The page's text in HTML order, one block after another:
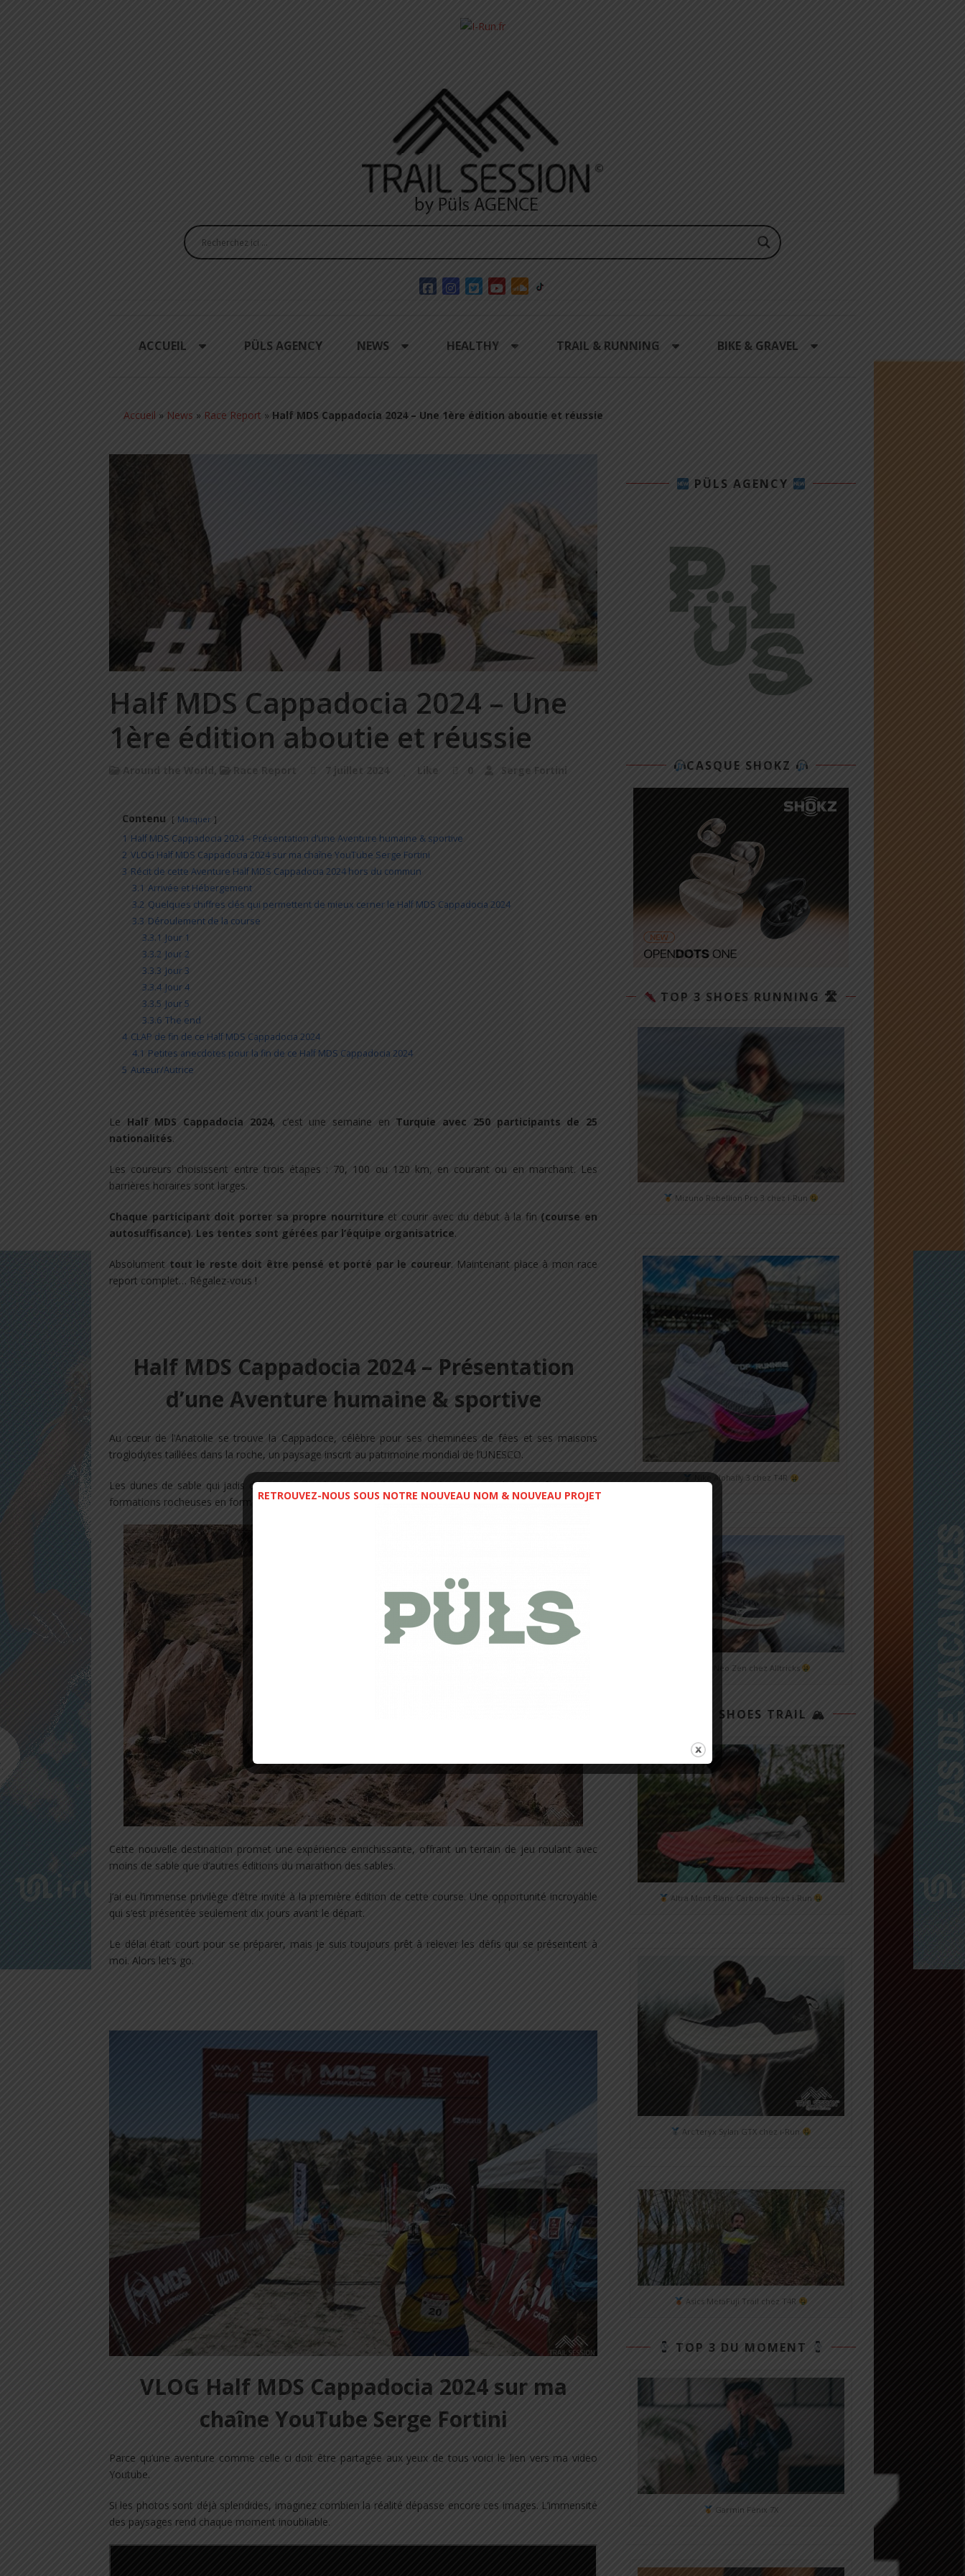
ACCUEIL PÜLS AGENCY NEWS HEALTHY TRAIL & RUNNING BIKE & GRAVEL
Accueil » News » Race Report » Half MDS Cappadocia 2024 – Une 1ère édition aboutie et réussie
Half MDS Cappadocia 2024 – Une
1ère édition aboutie et réussie
Around the World, Race Report 7 juillet 2024 Like 0 Serge Fortini
Contenu Masquer
1 Half MDS Cappadocia 2024 – Présentation d’une Aventure humaine & sportive
2 VLOG Half MDS Cappadocia 2024 sur ma chaîne YouTube Serge Fortini
3 Récit de cette Aventure Half MDS Cappadocia 2024 hors du commun
3.1 Arrivée et Hébergement
3.2 Quelques chiffres clés qui permettent de mieux cerner le Half MDS Cappadocia 2024
3.3 Déroulement de la course
3.3.1 Jour 1
3.3.2 Jour 2
3.3.3 Jour 3
3.3.4 Jour 4
3.3.5 Jour 5
3.3.6 The end
4 CLAP de fin de ce Half MDS Cappadocia 2024
4.1 Petites anecdotes pour la fin de ce Half MDS Cappadocia 2024
5 Auteur/Autrice
Le Half MDS Cappadocia 2024, c’est une semaine en Turquie avec 250 participants de 25
nationalités.
Les coureurs choisissent entre trois étapes : 70, 100 ou 120 km, en courant ou en marchant. Les
barrières horaires sont larges.
Chaque participant doit porter sa propre nourriture et courir avec du début à la fin (course en
autosuffisance). Les tentes sont gérées par l’équipe organisatrice.
Absolument tout le reste doit être pensé et porté par le coureur. Maintenant place à mon race
report complet… Régalez-vous !
Half MDS Cappadocia 2024 – Présentation
d’une Aventure humaine & sportive
Au cœur de l’Anatolie se trouve la Cappadoce, célèbre pour ses cheminées de fées et ses maisons
troglodytes taillées dans la roche, un paysage inscrit au patrimoine mondial de l’UNESCO.
Les dunes de sable qui jadis dominaient la région ont été transformées par les siècles en fascinantes
formations rocheuses en forme de cônes.
Cette nouvelle destination promet une expérience enrichissante, offrant un terrain de jeu roulant avec
moins de sable que d’autres éditions du marathon des sables.
J’ai eu l’immense privilège d’être invité à la première édition de cette course. Une opportunité incroyable
qui s’est présentée seulement dix jours avant le départ.
Le délai était court pour se préparer, mais je suis toujours prêt à relever les défis qui se présentent à
moi. Alors let’s go.
VLOG Half MDS Cappadocia 2024 sur ma
chaîne YouTube Serge Fortini
Parce qu’une aventure comme celle ci doit être partagée aux yeux de tous voici le lien vers ma video
Youtube.
Si les photos sont déjà splendides, imaginez combien la réalité dépasse encore ces images. L’immensité
des paysages rend chaque moment inoubliable.
PÜLS AGENCY
CASQUE SHOKZ
TOP 3 SHOES RUNNING 🛣
Mizuno Rebellion Pro 3 chez i-Run
Nike Alphafly 3 chez T4R
Mizuno Neo Zen chez Alltricks
TOP 3 SHOES TRAIL 🏔
Altra Mont Blanc Carbone chez i-Run
Arc'teryx Sylan GTX chez i-Run
Asics MetaFuji Trail chez T4R
TOP 3 DU MOMENT
Garmin Fénix 7X
RETROUVEZ-NOUS SOUS NOTRE NOUVEAU NOM & NOUVEAU PROJET